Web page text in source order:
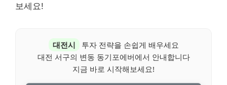
보세요!
대전시
투자 전략을 손쉽게 배우세요
대전 서구의 변동 동기포에버에서 안내합니다
지금 바로 시작해보세요!